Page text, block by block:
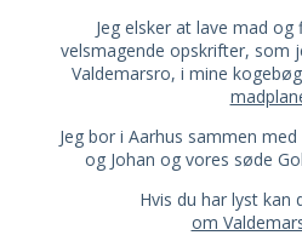
Jeg elsker at lave mad
velsmagende opskrifter, som
Valdemarsro, i mine
Jeg bor i Aarhus sammen
og Johan og vores søde
Hvis du har lyst kan
om